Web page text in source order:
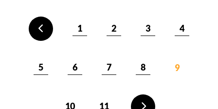
1 2 3 4
5 6 7 8 9
10 11